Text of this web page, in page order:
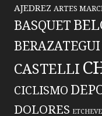
AJEDREZ ARTES
BASQUET
BERAZATEGUI
CASTELLI
CICLISMO
DOLORES